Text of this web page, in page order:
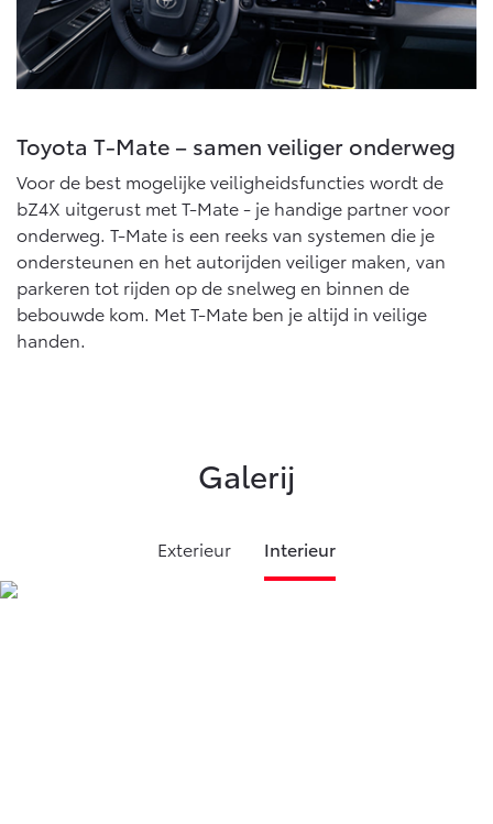
Toyota T-Mate – samen veiliger onderweg
Voor de best mogelijke veiligheidsfuncties wordt de
bZ4X uitgerust met T-Mate - je handige partner voor
onderweg. T-Mate is een reeks van systemen die je
ondersteunen en het autorijden veiliger maken, van
parkeren tot rijden op de snelweg en binnen de
bebouwde kom. Met T-Mate ben je altijd in veilige
handen.
Galerij
Exterieur Interieur